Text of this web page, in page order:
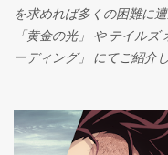
場感あふれる音響で、映
体験ˮができる視聴フォ
が観客を囲むよ...
ので映画経験も必要です
Effects）でのコンポジッ
フに研修期間があり、 基
ないけれど、「あった方
「経験(操作可能である)
を求めれば多くの困難に
「黄金の光」 や テイル
ーディング」 にてご紹介
の意図を保ちたい―。 対
クを用意してハーディン